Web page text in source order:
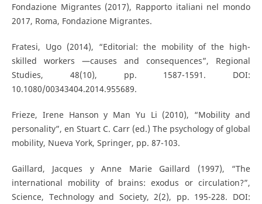
Fondazione Migrantes (2017), Rapporto italiani nel mondo
2017, Roma, Fondazione Migrantes.
Fratesi, Ugo (2014), “Editorial: the mobility of the high-
skilled workers —causes and consequences”, Regional
Studies, 48(10), pp. 1587-1591. DOI:
10.1080/00343404.2014.955689.
Frieze, Irene Hanson y Man Yu Li (2010), “Mobility and
personality”, en Stuart C. Carr (ed.) The psychology of global
mobility, Nueva York, Springer, pp. 87-103.
Gaillard, Jacques y Anne Marie Gaillard (1997), “The
international mobility of brains: exodus or circulation?”,
Science, Technology and Society, 2(2), pp. 195-228. DOI: